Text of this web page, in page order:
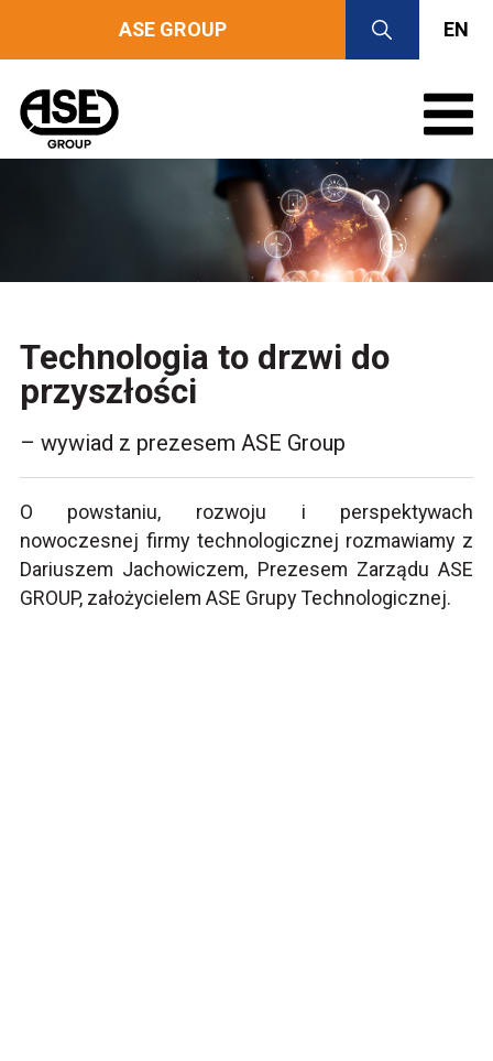
ASE GROUP EN
Technologia to drzwi do
przyszłości
– wywiad z prezesem ASE Group
O powstaniu, rozwoju i perspektywach
nowoczesnej firmy technologicznej rozmawiamy z
Dariuszem Jachowiczem, Prezesem Zarządu ASE
GROUP, założycielem ASE Grupy Technologicznej.